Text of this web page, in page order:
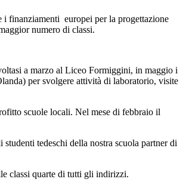
i finanziamenti europei per la progettazione
numero di classi.
a marzo al Liceo Formiggini, in maggio i
per svolgere attività di laboratorio, visite
scuole locali. Nel mese di febbraio il
tedeschi della nostra scuola partner di
classi quarte di tutti gli indirizzi.